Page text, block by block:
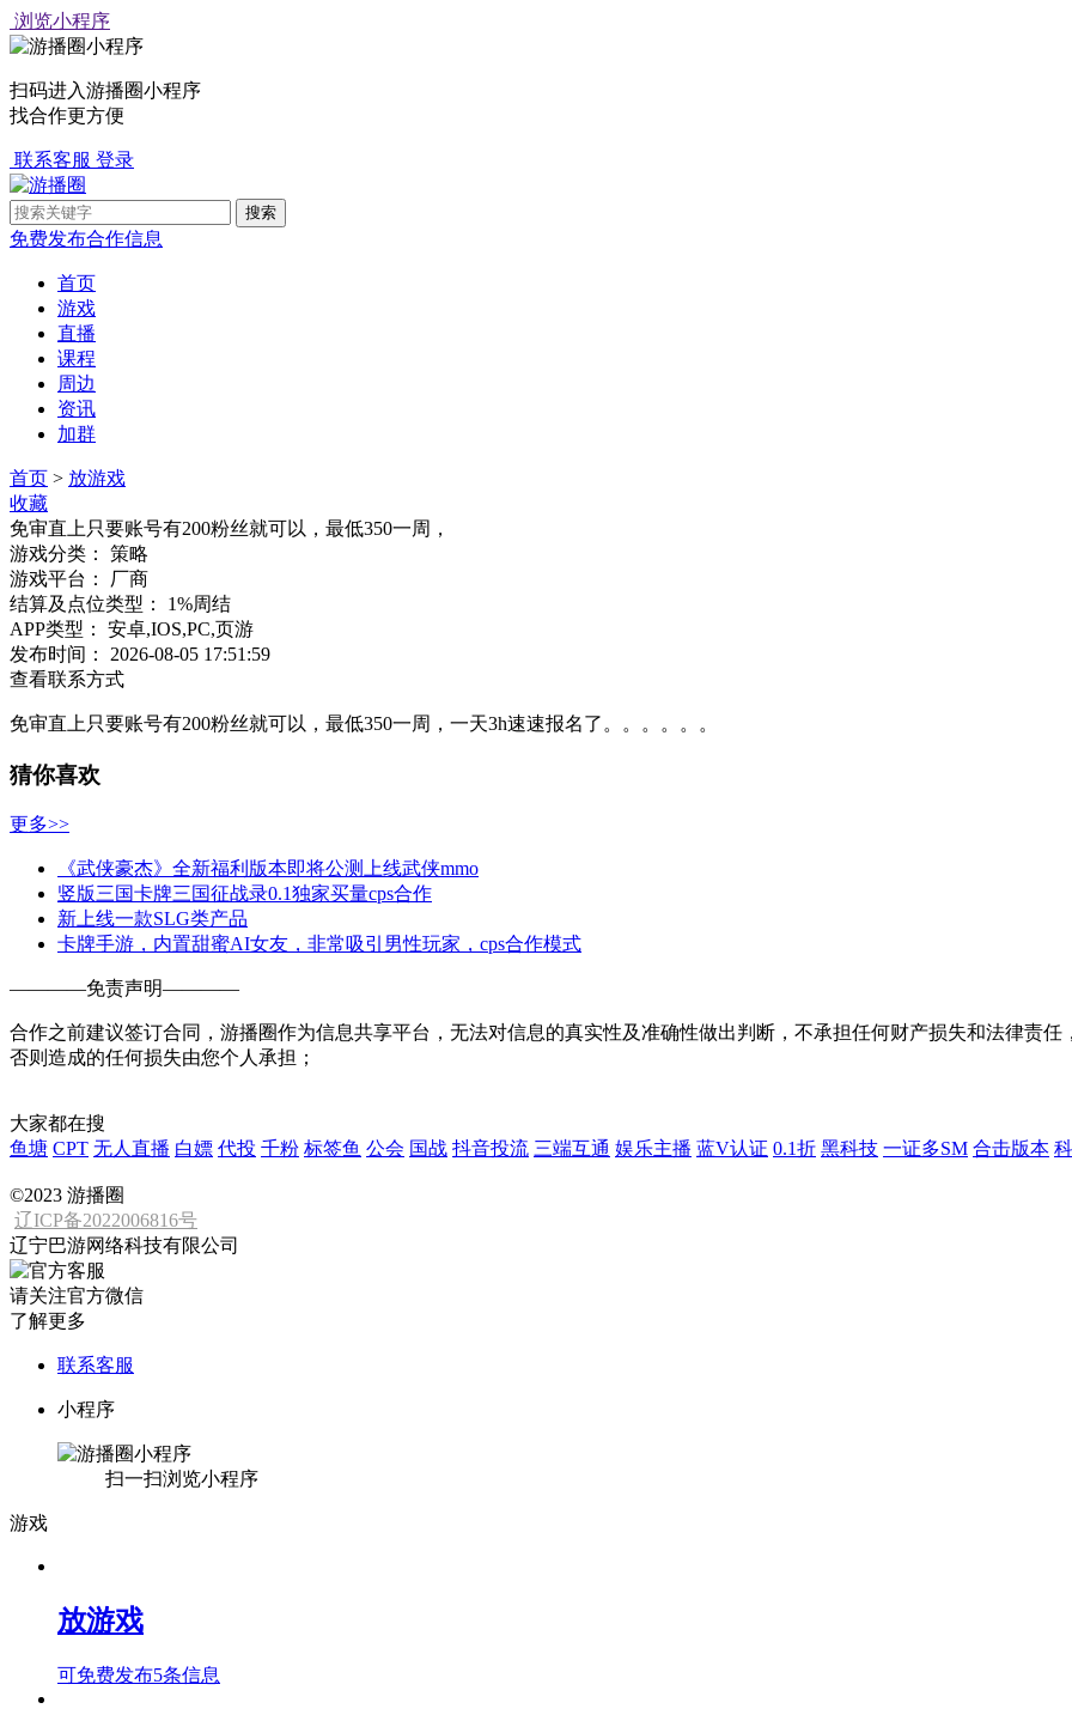
浏览小程序
扫码进入游播圈小程序
找合作更方便
联系客服 登录
免费发布合作信息
首页
游戏
直播
课程
周边
资讯
加群
首页 > 放游戏
收藏
免审直上只要账号有200粉丝就可以，最低350一周，
游戏分类：
策略
游戏平台：
厂商
结算及点位类型：
1%周结
APP类型：
安卓,IOS,PC,页游
发布时间：
2026-08-05 17:51:59
查看联系方式
免审直上只要账号有200粉丝就可以，最低350一周，一天3h速速报名了。。。。。。
猜你喜欢
更多>>
《武侠豪杰》全新福利版本即将公测上线武侠mmo
竖版三国卡牌三国征战录0.1独家买量cps合作
新上线一款SLG类产品
卡牌手游，内置甜蜜AI女友，非常吸引男性玩家，cps合作模式
————免责声明————
合作之前建议签订合同，游播圈作为信息共享平台，无法对信息的真实性及准确性做出判断，不承担任何财产损失和法律责
否则造成的任何损失由您个人承担；
大家都在搜
鱼塘 CPT 无人直播 白嫖 代投 千粉 标签鱼 公会 国战 抖音投流 三端互通 娱乐主播 蓝V认证 0.1折 黑科技 一证多SM 合击版本
©2023 游播圈
辽ICP备2022006816号
辽宁巴游网络科技有限公司
请关注官方微信
了解更多
联系客服
小程序
扫一扫浏览小程序
游戏
放游戏
可免费发布5条信息